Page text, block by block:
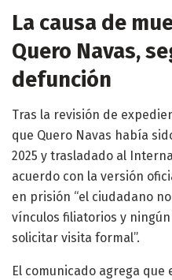
La causa de
Quero Navas,
defunción
Tras la revisión de
que Quero Navas había
2025 y trasladado al
acuerdo con la versión
en prisión “el ciudadano
vínculos filiatorios y
solicitar visita formal”.
El comunicado agrega que